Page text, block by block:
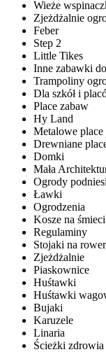
Wieże
Zjeżdżalnie
Feber
Step 2
Little Tikes
Inne zabawki
Trampoliny
Dla szkół i
Place zabaw
Hy Land
Metalowe place
Drewniane
Domki
Mała
Ogrody
Ławki
Ogrodzenia
Kosze na śmieci
Regulaminy
Stojaki na
Zjeżdżalnie
Piaskownice
Huśtawki
Huśtawki
Bujaki
Karuzele
Linaria
Ścieżki zdrowia